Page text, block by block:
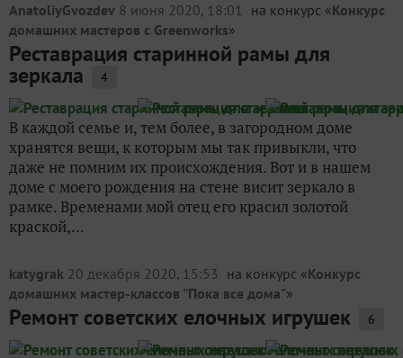
AnatoliyGvozdev 8 июня 2020, 18:01 на конкурс «Конкурс
домашних мастеров c Greenworks»
Реставрация старинной рамы для
зеркала 4
В каждой семье и, тем более, в загородном доме
хранятся вещи, к которым мы так привыкли, что
даже не помним их происхождения. Вот и в нашем
доме с моего рождения на стене висит зеркало в
рамке. Временами мой отец его красил золотой
краской,...
katygrak 20 декабря 2020, 15:53 на конкурс «Конкурс
домашних мастер-классов "Пока все дома"»
Ремонт советских елочных игрушек 6